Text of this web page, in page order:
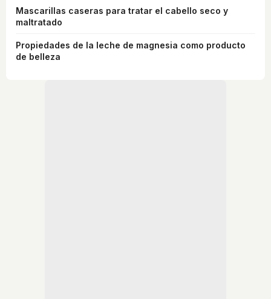
Mascarillas caseras para tratar el cabello seco y
maltratado
Propiedades de la leche de magnesia como producto
de belleza